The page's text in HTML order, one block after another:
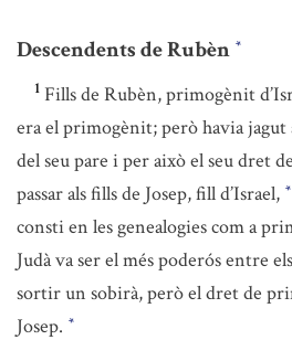
Descendents de Rubèn *
1 Fills de Rubèn, primogènit
era el primogènit; però havia jagut
del seu pare i per això el seu dret
passar als fills de Josep, fill d’Israel, *
consti en les genealogies com a
Judà va ser el més poderós entre
sortir un sobirà, però el dret de
Josep. *